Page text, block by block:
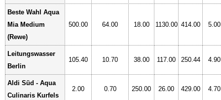
Beste Wahl Aqua
Mia Medium
(Rewe)
500.00 64.00 18.00 1130.00 414.00 5.00
Leitungswasser
Berlin
105.40 10.70 38.00 117.00 250.44 4.90
Aldi Süd - Aqua
Culinaris Kurfels
2.00 0.70 250.00 26.00 429.00 4.70